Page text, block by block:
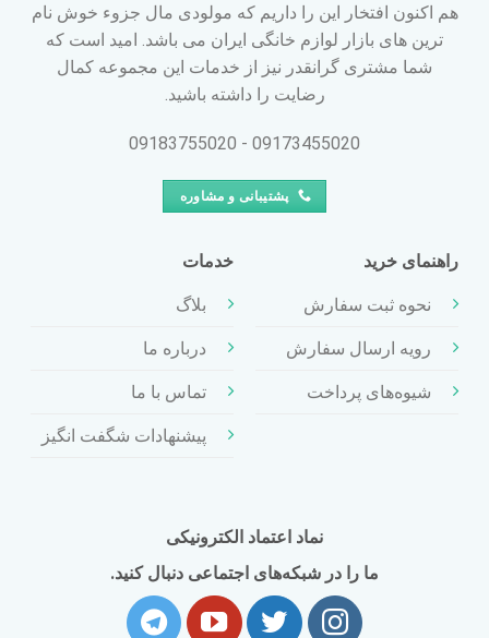
هم اکنون افتخار این را داریم که مولودی مال جزوء خوش نام
ترین های بازار لوازم خانگی ایران می باشد. امید است که
شما مشتری گرانقدر نیز از خدمات این مجموعه کمال
رضایت را داشته باشید.
09173455020 - 09183755020
پشتیبانی و مشاوره
راهنمای خرید
نحوه ثبت سفارش
رویه ارسال سفارش
شیوه‌های پرداخت
خدمات
بلاگ
درباره ما
تماس با ما
پیشنهادات شگفت انگیز
نماد اعتماد الکترونیکی
ما را در شبکه‌های اجتماعی دنبال کنید.